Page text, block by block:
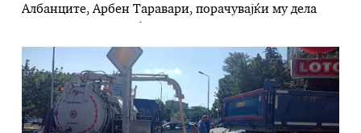
Албанците, Арбен Таравари, порачувајќи му дела
Гостивар, но не и во Скопје“. „Не ја разбирам
вообразеноста и коментарите на господин
Таравари, со оглед на тоа што соработката ни е
завршена уште …